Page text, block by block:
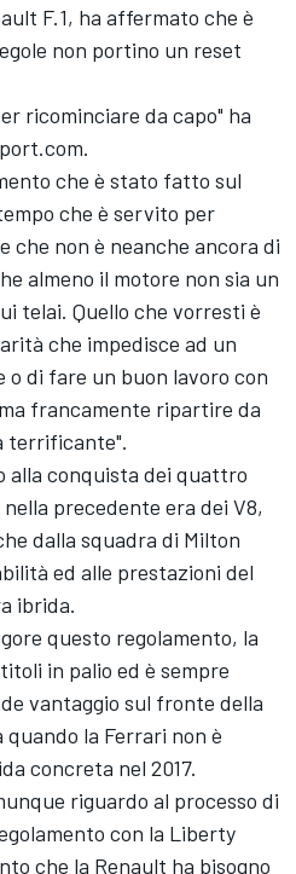
F.1, ha affermato che è
non portino un reset
ricominciare da capo" ha
che è stato fatto sul
che è servito per
che non è neanche ancora di
almeno il motore non sia un
telai. Quello che vorresti è
che impedisce ad un
o di fare un buon lavoro con
francamente ripartire da
terrificante".
alla conquista dei quattro
precedente era dei V8,
dalla squadra di Milton
ed alle prestazioni del
ibrida.
questo regolamento, la
in palio ed è sempre
vantaggio sul fronte della
la Ferrari non è
concreta nel 2017.
riguardo al processo di
con la Liberty
che la Renault ha bisogno